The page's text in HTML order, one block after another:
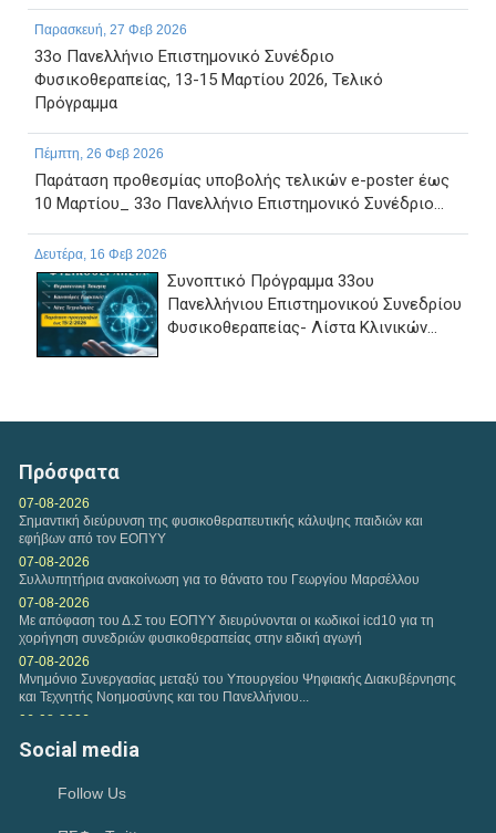
Παρασκευή, 27 Φεβ 2026
33ο Πανελλήνιο Επιστημονικό Συνέδριο
Φυσικοθεραπείας, 13-15 Μαρτίου 2026, Τελικό
Πρόγραμμα
Πέμπτη, 26 Φεβ 2026
Παράταση προθεσμίας υποβολής τελικών e-poster έως
10 Μαρτίου_ 33ο Πανελλήνιο Επιστημονικό Συνέδριο...
Δευτέρα, 16 Φεβ 2026
Συνοπτικό Πρόγραμμα 33ου
Πανελλήνιου Επιστημονικού Συνεδρίου
Φυσικοθεραπείας- Λίστα Κλινικών...
Αναφορικά με τη διαδικασία υποβολών Ευρωπαίων
Τετάρτη, 04 Φεβ 2026
Η εταιρεία της VODAFONE προσφέρει στα μέλη του
Πανελλήνιου Συλλόγου Φυσικοθεραπευτών Σ.Φ. ειδική...
Δευτέρα, 02 Φεβ 2026
Πρόταση συνεργασίας Π.Σ.Φ. και ΚΕΚ ΓΣΕΒΕΕ-ΚΔΒΜ στο
πλαίσιο παροχής προγραμμάτων επιμόρφωσης για...
Παρασκευή, 30 Ιαν 2026
Ευρωπαϊκό Συνέδριο HEPA 2026 έχει ξεκινήσει. HEPA...
Πρόσφατα
07-08-2026
Σημαντική διεύρυνση της φυσικοθεραπευτικής κάλυψης παιδιών και
εφήβων από τον ΕΟΠΥΥ
07-08-2026
Συλλυπητήρια ανακοίνωση για το θάνατο του Γεωργίου Μαρσέλλου
07-08-2026
Με απόφαση του Δ.Σ του ΕΟΠΥΥ διευρύνονται οι κωδικοί icd10 για τη
χορήγηση συνεδριών φυσικοθεραπείας στην ειδική αγωγή
07-08-2026
Μνημόνιο Συνεργασίας μεταξύ του Υπουργείου Ψηφιακής Διακυβέρνησης
και Τεχνητής Νοημοσύνης και του Πανελλήνιου...
06-08-2026
Ανώτατης Εκπαίδευσης Νίκο Παπαϊωάννου
Ιούλιος 2026-Μηνιαία Ανασκόπηση
Social media
Follow Us